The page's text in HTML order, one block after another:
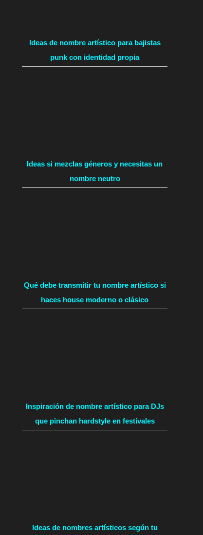
Ideas de nombre artístico para bajistas
punk con identidad propia
Ideas si mezclas géneros y necesitas un
nombre neutro
Qué debe transmitir tu nombre artístico si
haces house moderno o clásico
Inspiración de nombre artístico para DJs
que pinchan hardstyle en festivales
Ideas de nombres artísticos según tu